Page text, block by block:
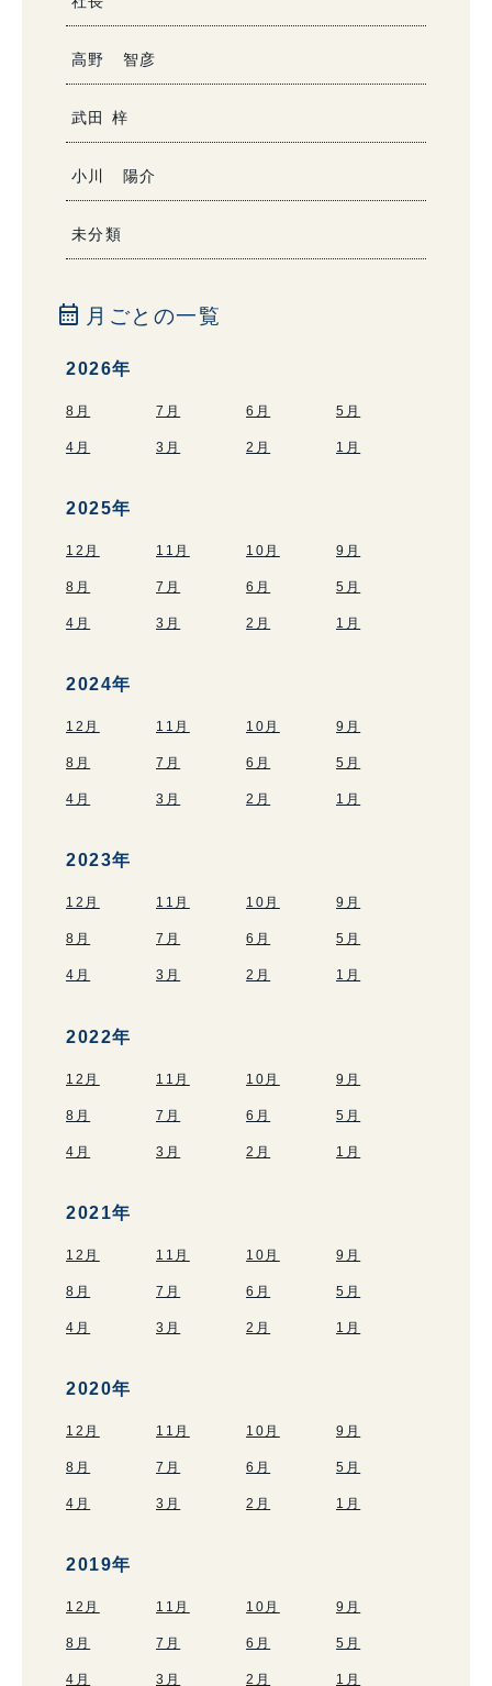
高野 智彦
武田 梓
小川 陽介
未分類
calendar_month 月ごとの一覧
2026年
8月 7月 6月 5月
4月 3月 2月 1月
2025年
12月 11月 10月 9月
8月 7月 6月 5月
4月 3月 2月 1月
2024年
12月 11月 10月 9月
8月 7月 6月 5月
4月 3月 2月 1月
2023年
12月 11月 10月 9月
8月 7月 6月 5月
4月 3月 2月 1月
2022年
12月 11月 10月 9月
8月 7月 6月 5月
4月 3月 2月 1月
2021年
12月 11月 10月 9月
8月 7月 6月 5月
4月 3月 2月 1月
2020年
12月 11月 10月 9月
8月 7月 6月 5月
4月 3月 2月 1月
2019年
12月 11月 10月 9月
8月 7月 6月 5月
4月 3月 2月 1月